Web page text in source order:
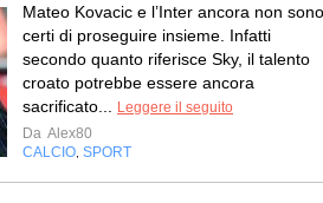
Mateo Kovacic e l’Inter ancora non sono
certi di proseguire insieme. Infatti
secondo quanto riferisce Sky, il talento
croato potrebbe essere ancora
sacrificato...
Leggere il seguito
Da Alex80
CALCIO SPORT